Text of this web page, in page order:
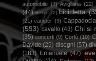
automobile (7) Avigliana (22)
(44) Belize (2) bicicletta
(21) camper (9) Cappadocia
(593) cavallo (43) Chi si
(35) concerti (9) Corfù (10)
Davide (25) disegni (57)
(183)
Emanuele (47)